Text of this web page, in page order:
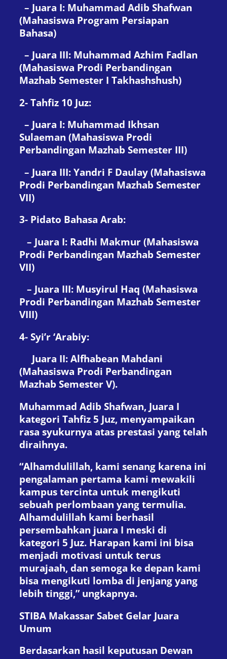
– Juara I: Muhammad Adib Shafwan
(Mahasiswa Program Persiapan
Bahasa)
– Juara III: Muhammad Azhim Fadlan
(Mahasiswa Prodi Perbandingan
Mazhab Semester I Takhashshush)
2- Tahfiz 10 Juz:
– Juara I: Muhammad Ikhsan
Sulaeman (Mahasiswa Prodi
Perbandingan Mazhab Semester III)
– Juara III: Yandri F Daulay (Mahasiswa
Prodi Perbandingan Mazhab Semester
VII)
3- Pidato Bahasa Arab:
– Juara I: Radhi Makmur (Mahasiswa
Prodi Perbandingan Mazhab Semester
VII)
– Juara III: Musyirul Haq (Mahasiswa
Prodi Perbandingan Mazhab Semester
VIII)
4- Syi’r ‘Arabiy:
Juara II: Alfhabean Mahdani
(Mahasiswa Prodi Perbandingan
Mazhab Semester V).
Muhammad Adib Shafwan, Juara I
kategori Tahfiz 5 Juz, menyampaikan
rasa syukurnya atas prestasi yang telah
diraihnya.
“Alhamdulillah, kami senang karena ini
pengalaman pertama kami mewakili
kampus tercinta untuk mengikuti
sebuah perlombaan yang termulia.
Alhamdulillah kami berhasil
persembahkan juara I meski di
kategori 5 Juz. Harapan kami ini bisa
menjadi motivasi untuk terus
murajaah, dan semoga ke depan kami
bisa mengikuti lomba di jenjang yang
lebih tinggi,” ungkapnya.
STIBA Makassar Sabet Gelar Juara
Umum
Berdasarkan hasil keputusan Dewan